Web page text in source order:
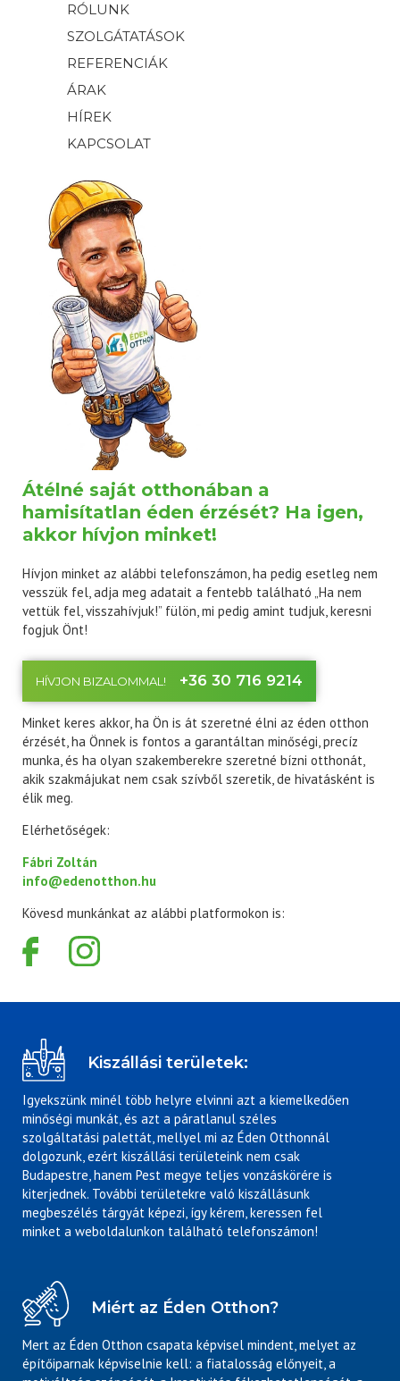
RÓLUNK
SZOLGÁTATÁSOK
REFERENCIÁK
ÁRAK
HÍREK
KAPCSOLAT
Átélné saját otthonában a
hamisítatlan éden érzését? Ha igen,
akkor hívjon minket!
Hívjon minket az alábbi telefonszámon, ha pedig esetleg nem
vesszük fel, adja meg adatait a fentebb található „Ha nem
vettük fel, visszahívjuk!” fülön, mi pedig amint tudjuk, keresni
fogjuk Önt!
HÍVJON BIZALOMMAL! +36 30 716 9214
Minket keres akkor, ha Ön is át szeretné élni az éden otthon
érzését, ha Önnek is fontos a garantáltan minőségi, precíz
munka, és ha olyan szakemberekre szeretné bízni otthonát,
akik szakmájukat nem csak szívből szeretik, de hivatásként is
élik meg.
Elérhetőségek:
Fábri Zoltán
info@edenotthon.hu
Kövesd munkánkat az alábbi platformokon is:
Kiszállási területek:
Igyekszünk minél több helyre elvinni azt a kiemelkedően
minőségi munkát, és azt a páratlanul széles
szolgáltatási palettát, mellyel mi az Éden Otthonnál
dolgozunk, ezért kiszállási területeink nem csak
Budapestre, hanem Pest megye teljes vonzáskörére is
kiterjednek. További területekre való kiszállásunk
megbeszélés tárgyát képezi, így kérem, keressen fel
minket a weboldalunkon található telefonszámon!
Miért az Éden Otthon?
Mert az Éden Otthon csapata képvisel mindent, melyet az
építőiparnak képviselnie kell: a fiatalosság előnyeit, a